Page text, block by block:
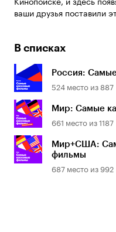
ваши друзья поставили
В списках
Россия:
524 место из 887
Мир: Самые
661 место из1187
Мир+США:
фильмы
687 место из 992